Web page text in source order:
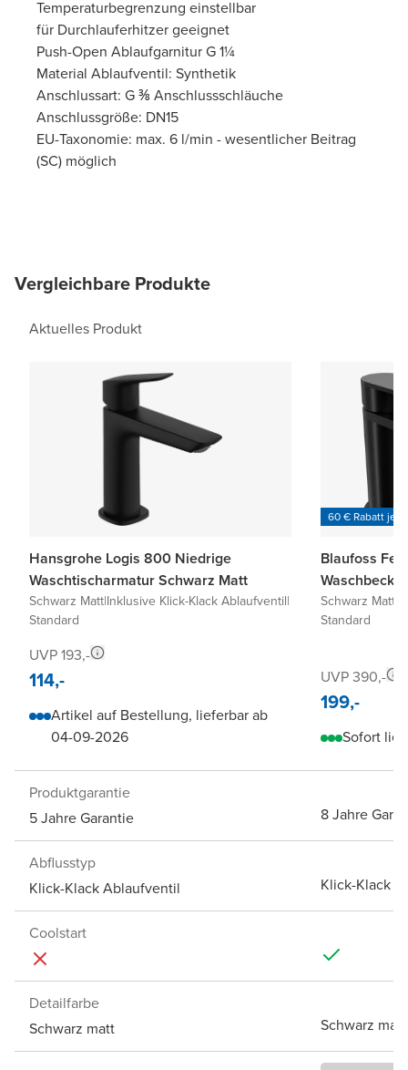
Temperaturbegrenzung einstellbar
für Durchlauferhitzer geeignet
Push-Open Ablaufgarnitur G 1¼
Material Ablaufventil: Synthetik
Anschlussart: G ⅜ Anschlussschläuche
Anschlussgröße: DN15
EU-Taxonomie: max. 6 l/min - wesentlicher Beitrag
(SC) möglich
Vergleichbare Produkte
Aktuelles Produkt
Hansgrohe Logis 800 Niedrige
Waschtischarmatur Schwarz Matt
Schwarz Matt|Inklusive Klick-Klack Ablaufventil|
Standard
UVP 193,-
114,-
Artikel auf Bestellung, lieferbar ab
04-09-2026
60 € Rabatt je
Blaufoss
Schwarz Matt
Standard
UVP 390,-
199,-
Sofort
Produktgarantie
5 Jahre Garantie
8 Jahre
Abflusstyp
Klick-Klack Ablaufventil
Klick-Klack
Coolstart
Detailfarbe
Schwarz matt
Schwarz matt